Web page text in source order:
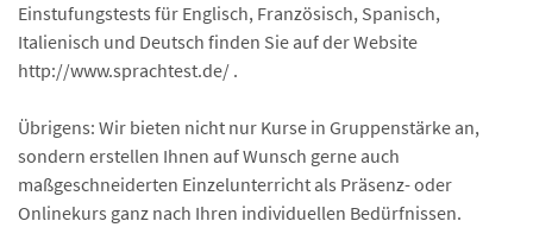
Einstufungstests für Englisch, Französisch, Spanisch,
Italienisch und Deutsch finden Sie auf der Website
http://www.sprachtest.de/ .
Übrigens: Wir bieten nicht nur Kurse in Gruppenstärke an,
sondern erstellen Ihnen auf Wunsch gerne auch
maßgeschneiderten Einzelunterricht als Präsenz- oder
Onlinekurs ganz nach Ihren individuellen Bedürfnissen.